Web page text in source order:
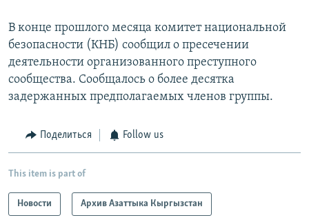
В конце прошлого месяца комитет национальной
безопасности (КНБ) сообщил о пресечении
деятельности организованного преступного
сообщества. Сообщалось о более десятка
задержанных предполагаемых членов группы.
Поделиться Follow us
This item is part of
Новости Архив Азаттыка Кыргызстан